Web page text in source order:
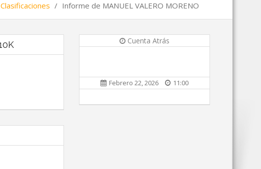
Clasificaciones / Informe de MANUEL VALERO MORENO
Cuenta Atrás
Febrero 22, 2026 11:00